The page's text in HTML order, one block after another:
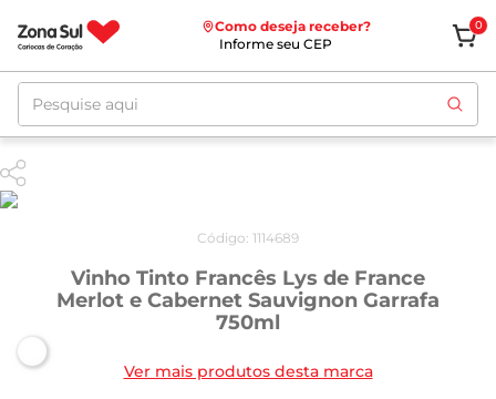
Como deseja receber?
Informe seu CEP
0
Pesquise aqui
Código: 1114689
Vinho Tinto Francês Lys de France
Merlot e Cabernet Sauvignon Garrafa
750ml
Ver mais produtos desta marca